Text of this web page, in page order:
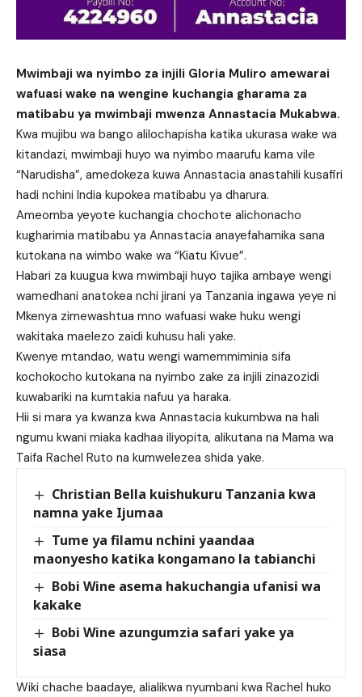
Mwimbaji wa nyimbo za injili Gloria Muliro amewarai
wafuasi wake na wengine kuchangia gharama za
matibabu ya mwimbaji mwenza Annastacia Mukabwa.
Kwa mujibu wa bango alilochapisha katika ukurasa wake wa
kitandazi, mwimbaji huyo wa nyimbo maarufu kama vile
“Narudisha”, amedokeza kuwa Annastacia anastahili kusafiri
hadi nchini India kupokea matibabu ya dharura.
Ameomba yeyote kuchangia chochote alichonacho
kugharimia matibabu ya Annastacia anayefahamika sana
kutokana na wimbo wake wa “Kiatu Kivue”.
Habari za kuugua kwa mwimbaji huyo tajika ambaye wengi
wamedhani anatokea nchi jirani ya Tanzania ingawa yeye ni
Mkenya zimewashtua mno wafuasi wake huku wengi
wakitaka maelezo zaidi kuhusu hali yake.
Kwenye mtandao, watu wengi wamemmiminia sifa
kochokocho kutokana na nyimbo zake za injili zinazozidi
kuwabariki na kumtakia nafuu ya haraka.
Hii si mara ya kwanza kwa Annastacia kukumbwa na hali
ngumu kwani miaka kadhaa iliyopita, alikutana na Mama wa
Taifa Rachel Ruto na kumwelezea shida yake.
Christian Bella kuishukuru Tanzania kwa
namna yake Ijumaa
Tume ya filamu nchini yaandaa
maonyesho katika kongamano la tabianchi
Bobi Wine asema hakuchangia ufanisi wa
kakake
Bobi Wine azungumzia safari yake ya
siasa
Wiki chache baadaye, alialikwa nyumbani kwa Rachel huko